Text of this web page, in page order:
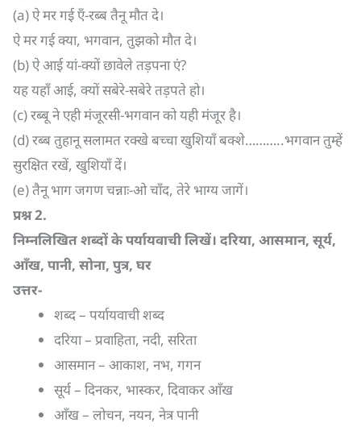
(a) ऐ मर गई एँ-रब्ब तैनू मौत दे।
ऐ मर गई क्या, भगवान, तुझको मौत दे।
(b) ऐ आई यां-क्यों छावेले तड़पना एं?
यह यहाँ आई, क्यों सबेरे-सबेरे तड़पते हो।
(c) रब्बू ने एही मंजूरसी-भगवान को यही मंजूर है।
(d) रब्ब तुहानू सलामत रक्खे बच्चा खुशियाँ बक्शे………..भगवान तुम्हें
सुरक्षित रखें, खुशियाँ दें।
(e) तैनू भाग जगण चन्नाः-ओ चाँद, तेरे भाग्य जागें।
प्रश्न2.
निम्नलिखित शब्दों के पर्यायवाची लिखें। दरिया, आसमान, सूर्य,
आँख, पानी, सोना, पुत्र, घर
उत्तर-
शब्द – पर्यायवाची शब्द
दरिया – प्रवाहिता, नदी, सरिता
आसमान – आकाश, नभ, गगन
सूर्य – दिनकर, भास्कर, दिवाकर आँख
आँख – लोचन, नयन, नेत्र पानी